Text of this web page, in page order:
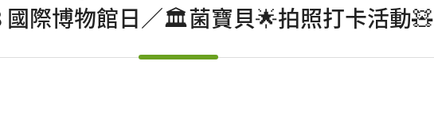
國際博物館日／🏛️菌寶貝🌟拍照打卡活動🧸